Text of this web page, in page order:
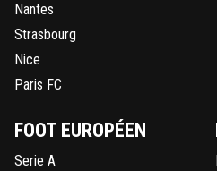
Nantes
Strasbourg
Nice
Paris FC
FOOT EUROPÉEN
Serie A